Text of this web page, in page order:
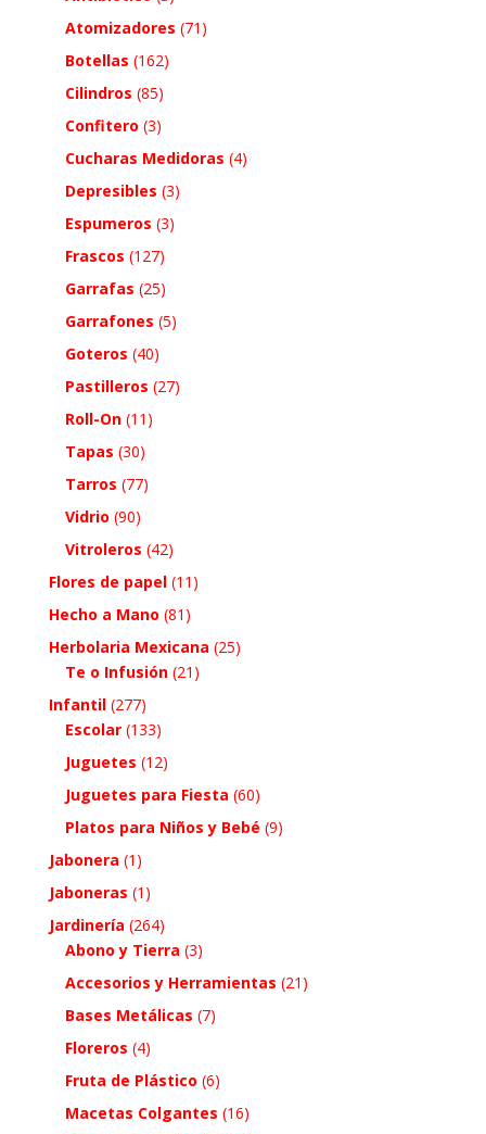
Atomizadores (71)
Botellas (162)
Cilindros (85)
Confitero (3)
Cucharas Medidoras (4)
Depresibles (3)
Espumeros (3)
Frascos (127)
Garrafas (25)
Garrafones (5)
Goteros (40)
Pastilleros (27)
Roll-On (11)
Tapas (30)
Tarros (77)
Vidrio (90)
Vitroleros (42)
Flores de papel (11)
Hecho a Mano (81)
Herbolaria Mexicana (25)
Te o Infusión (21)
Infantil (277)
Escolar (133)
Juguetes (12)
Juguetes para Fiesta (60)
Platos para Niños y Bebé (9)
Jabonera (1)
Jaboneras (1)
Jardinería (264)
Abono y Tierra (3)
Accesorios y Herramientas (21)
Bases Metálicas (7)
Floreros (4)
Fruta de Plástico (6)
Macetas Colgantes (16)